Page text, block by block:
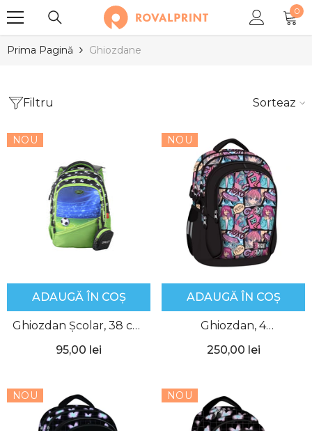
00
Prima Pagină Ghiozdane
Filtru Sortează
NOU
ADAUGĂ ÎN COȘ
Ghiozdan Școlar, 38 cm,
GH3522, Daco
95,00 lei
NOU
ADAUGĂ ÎN COȘ
Ghiozdan, 4
Compartimente, Manga
250,00 lei
NOU NOU